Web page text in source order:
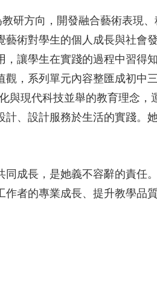
研方向，開發融合藝術表現
術對學生的個人成長與社會
讓學生在實踐的過程中習得
觀，系列單元內容整匯成初
與現代科技並舉的教育理念
、設計服務於生活的實踐。
成長，是她義不容辭的責任
者的專業成長、提升教學品